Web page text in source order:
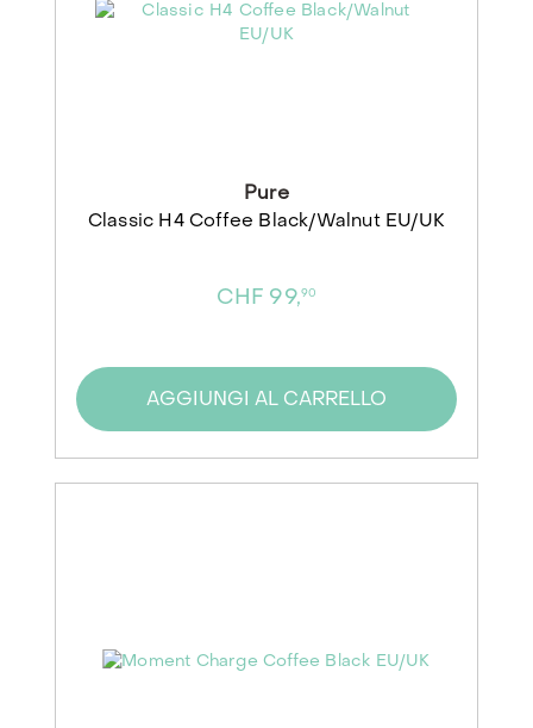
Pure
Classic H4 Coffee Black/Walnut EU/UK
CHF 99,90
AGGIUNGI AL CARRELLO